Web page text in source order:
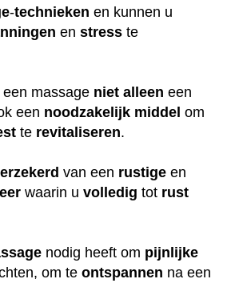
-technieken en kunnen u
en stress te
massage niet alleen een
een noodzakelijk middel om
te revitaliseren.
van een rustige en
waarin u volledig tot rust
nodig heeft om pijnlijke
om te ontspannen na een